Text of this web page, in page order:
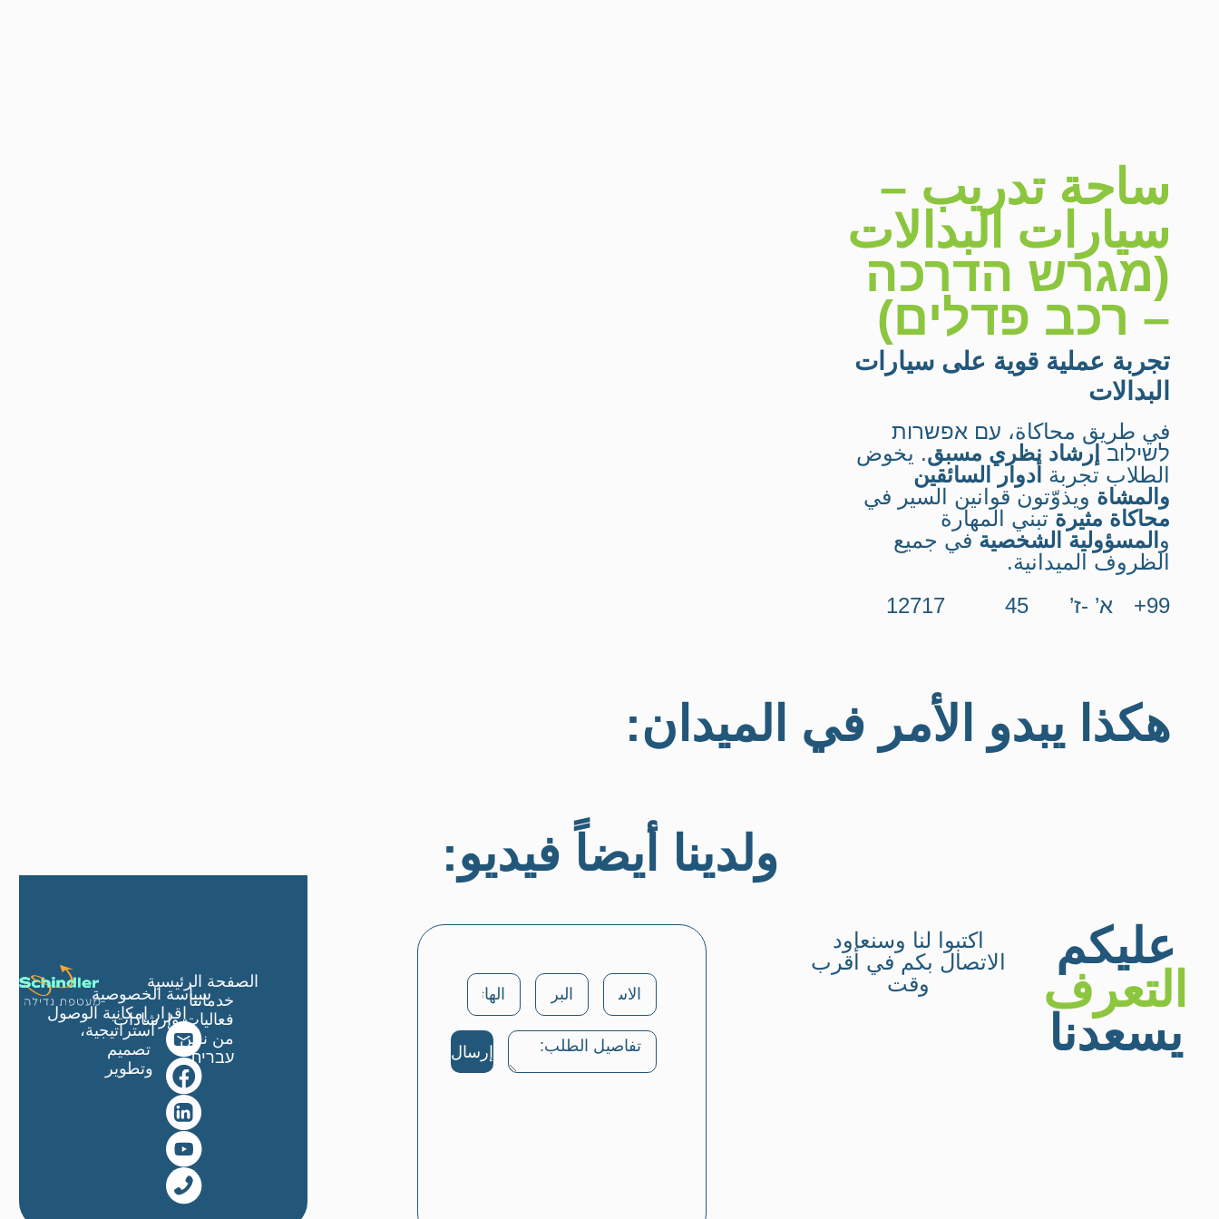
ساحة تدريب –
سيارات البدالات
(מגרש הדרכה
– רכב פדלים)
تجربة عملية قوية على سيارات
البدالات
في طريق محاكاة، עם אפשרות
לשילוב إرشاد نظري مسبق. يخوض
الطلاب تجربة أدوار السائقين
والمشاة ويذوّتون قوانين السير في
محاكاة مثيرة تبني المهارة
و المسؤولية الشخصية في جميع
الظروف الميدانية.
99+
א’ -ז’ 45
12717
هكذا يبدو الأمر في الميدان:
ولدينا أيضاً فيديو:
عليكم
التعرف
يسعدنا
اكتبوا لنا وسنعاود
الاتصال بكم في أقرب
وقت
إرسال
الصفحة الرئيسية
خدماتنا
فعاليات وإرشادات
من نحن
עברית
سياسة الخصوصية
إقرار إمكانية الوصول
استراتيجية،
تصميم
وتطوير